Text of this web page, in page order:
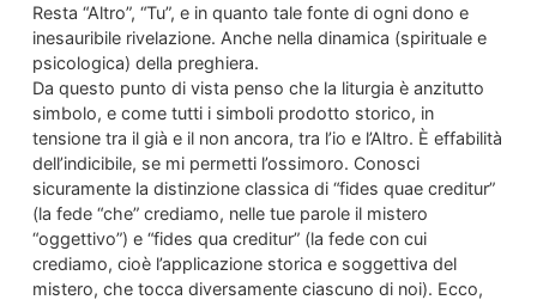
Resta “Altro”, “Tu”, e in quanto tale fonte di ogni dono e
inesauribile rivelazione. Anche nella dinamica (spirituale e
psicologica) della preghiera.
Da questo punto di vista penso che la liturgia è anzitutto
simbolo, e come tutti i simboli prodotto storico, in
tensione tra il già e il non ancora, tra l’io e l’Altro. È effabilità
dell’indicibile, se mi permetti l’ossimoro. Conosci
sicuramente la distinzione classica di “fides quae creditur”
(la fede “che” crediamo, nelle tue parole il mistero
“oggettivo”) e “fides qua creditur” (la fede con cui
crediamo, cioè l’applicazione storica e soggettiva del
mistero, che tocca diversamente ciascuno di noi). Ecco,